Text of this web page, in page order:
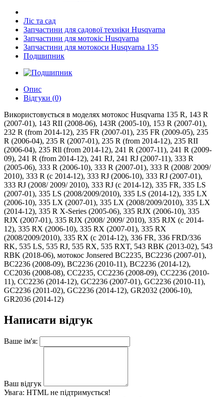
Ліс та сад
Запчастини для садової техніки Husqvarna
Запчастини для мотокіс Husqvarna
Запчастини для мотокоси Husqvarna 135
Подшипник
Опис
Відгуки (0)
Використовується в моделях мотокос Husqvarna 135 R, 143 R
(2007-01), 143 RII (2008-06), 143R (2005-10), 153 R (2007-01),
232 R (from 2014-12), 235 FR (2007-01), 235 FR (2009-05), 235
R (2006-04), 235 R (2007-01), 235 R (from 2014-12), 235 RII
(2006-04), 235 Rll (from 2014-12), 241 R (2007-11), 241 R (2009-
09), 241 R (from 2014-12), 241 RJ, 241 RJ (2007-11), 333 R
(2005-06), 333 R (2006-10), 333 R (2007-01), 333 R (2008/ 2009/
2010), 333 R (c 2014-12), 333 RJ (2006-10), 333 RJ (2007-01),
333 RJ (2008/ 2009/ 2010), 333 RJ (c 2014-12), 335 FR, 335 LS
(2007-01), 335 LS (2008/2009/2010), 335 LS (2014-12), 335 LX
(2006-10), 335 LX (2007-01), 335 LX (2008/2009/2010), 335 LX
(2014-12), 335 R X-Series (2005-06), 335 RJX (2006-10), 335
RJX (2007-01), 335 RJX (2008/ 2009/ 2010), 335 RJX (c 2014-
12), 335 RX (2006-10), 335 RX (2007-01), 335 RX
(2008/2009/2010), 335 RX (c 2014-12), 336 FR, 336 FRD/336
RK, 535 LS, 535 RJ, 535 RX, 535 RXT, 543 RBK (2013-02), 543
RBK (2018-06), мотокос Jonsered BC2235, BC2236 (2007-01),
BC2236 (2008-09), BC2236 (2010-11), BC2236 (2014-12),
CC2036 (2008-08), CC2235, CC2236 (2008-09), CC2236 (2010-
11), CC2236 (2014-12), GC2236 (2007-01), GC2236 (2010-11),
GC2236 (2011-02), GC2236 (2014-12), GR2032 (2006-10),
GR2036 (2014-12)
Написати відгук
Ваше ім'я:
Ваш відгук
Увага: HTML не підтримується!